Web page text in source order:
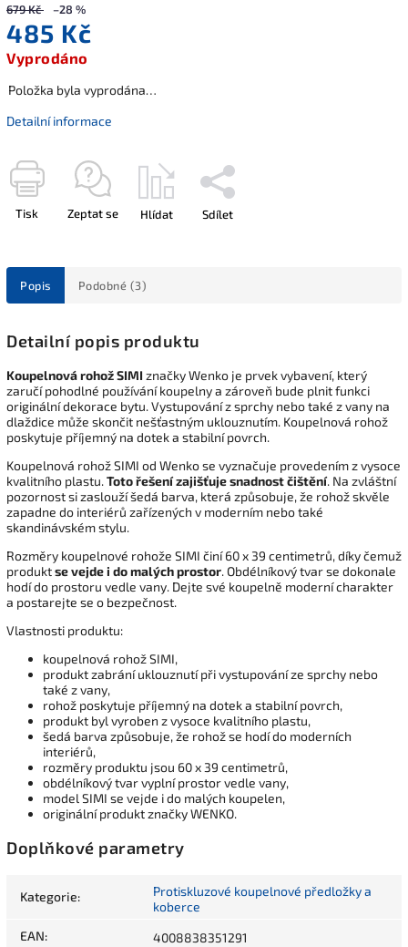
679 Kč –28 %
485 Kč
Vyprodáno
Položka byla vyprodána…
Detailní informace
Tisk Zeptat se Hlídat Sdílet
Popis Podobné (3)
Detailní popis produktu
Koupelnová rohož SIMIznačky Wenko je prvek vybavení, který
zaručí pohodlné používání koupelny a zároveň bude plnit funkci
originální dekorace bytu. Vystupování z sprchy nebo také z vany na
dlaždice může skončit nešťastným uklouznutím. Koupelnová rohož
poskytuje příjemný na dotek a stabilní povrch.
Koupelnová rohož SIMI od Wenko se vyznačuje provedením z vysoce
kvalitního plastu.Toto řešení zajišťuje snadnost čištění. Na zvláštní
pozornost si zaslouží šedá barva, která způsobuje, že rohož skvěle
zapadne do interiérů zařízených v moderním nebo také
skandinávském stylu.
Rozměry koupelnové rohože SIMI činí 60 x 39 centimetrů, díky čemuž
produktse vejde i do malých prostor. Obdélníkový tvar se dokonale
hodí do prostoru vedle vany. Dejte své koupelně moderní charakter
a postarejte se o bezpečnost.
Vlastnosti produktu:
koupelnová rohož SIMI,
produkt zabrání uklouznutí při vystupování ze sprchy nebo
také z vany,
rohož poskytuje příjemný na dotek a stabilní povrch,
produkt byl vyroben z vysoce kvalitního plastu,
šedá barva způsobuje, že rohož se hodí do moderních
interiérů,
rozměry produktu jsou 60 x 39 centimetrů,
obdélníkový tvar vyplní prostor vedle vany,
model SIMI se vejde i do malých koupelen,
originální produkt značky WENKO.
Doplňkové parametry
Kategorie:
Protiskluzové koupelnové předložky a
koberce
EAN: 4008838351291